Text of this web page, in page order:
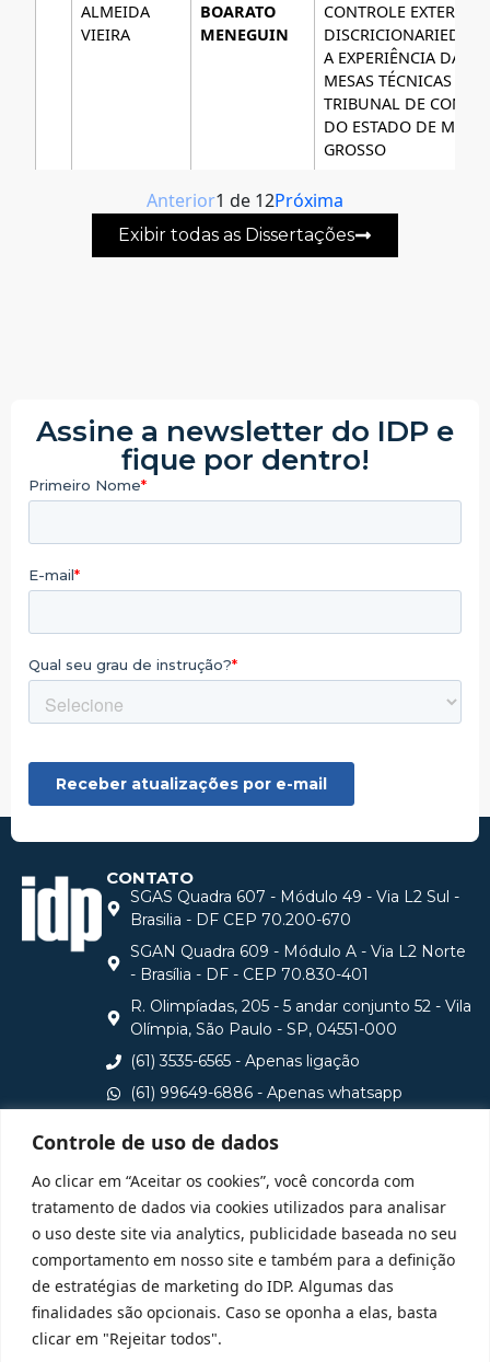
Controle de uso de dados
Ao clicar em “Aceitar os cookies”, você concorda com
tratamento de dados via cookies utilizados para analisar
o uso deste site via analytics, publicidade baseada no seu
comportamento em nosso site e também para a definição
de estratégias de marketing do IDP. Algumas das
finalidades são opcionais. Caso se oponha a elas, basta
clicar em "Rejeitar todos".
ALMEIDA
VIEIRA
BOARATO
MENEGUIN
CONTROLE EXTERNO
A EXPERIÊNCIA DAS
MESAS TÉCNICAS DO
TRIBUNAL DE CONTAS
DO ESTADO DE MATO
GROSSO
Anterior1 de 12Próxima
Exibir todas as Dissertações
Assine a newsletter do IDP e
fique por dentro!
CONTATO
SGAS Quadra 607 - Módulo 49 - Via L2 Sul -
Brasilia - DF CEP 70.200-670
SGAN Quadra 609 - Módulo A - Via L2 Norte
- Brasília - DF - CEP 70.830-401
R. Olimpíadas, 205 - 5 andar conjunto 52 - Vila
Olímpia, São Paulo - SP, 04551-000
(61) 3535-6565 - Apenas ligação
(61) 99649-6886 - Apenas whatsapp
Consulte aqui o cadastro da Instituição no Sistema e-
MEC